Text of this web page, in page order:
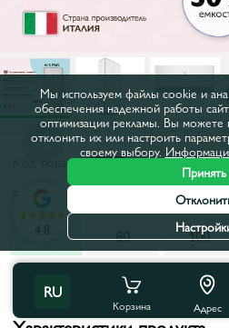
Код товара:17277
Емкость, л:
50
80
100
Все характеристики
RU
Корзина Адрес
4.8
Мы используем файлы cookie и
обеспечения надежной работы
оптимизации рекламы. Вы можете
отклонить их или настроить
своему выбору.
Принять